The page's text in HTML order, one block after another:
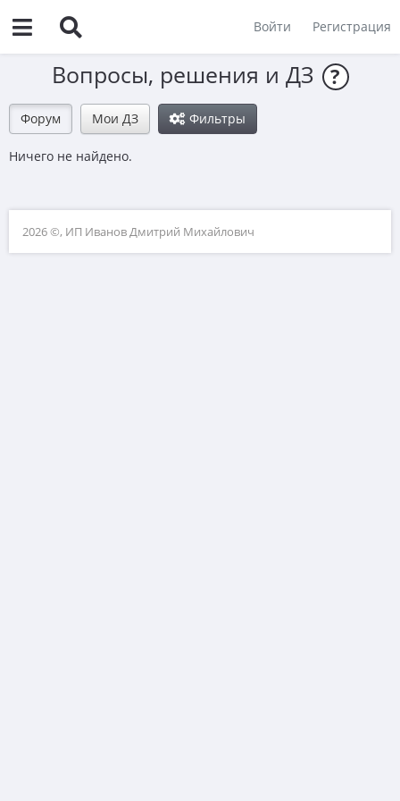
Войти Регистрация
Вопросы, решения и ДЗ ?
Форум Мои ДЗ Фильтры
Ничего не найдено.
2026 ©, ИП Иванов Дмитрий Михайлович